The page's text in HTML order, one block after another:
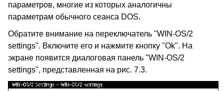
параметров, многие из которых аналогичны
параметрам обычного сеанса DOS.
Обратите внимание на переключатель "WIN-OS/2
settings". Включите его и нажмите кнопку "Ok". На
экране появится диалоговая панель "WIN-OS/2
settings", представленная на рис. 7.3.